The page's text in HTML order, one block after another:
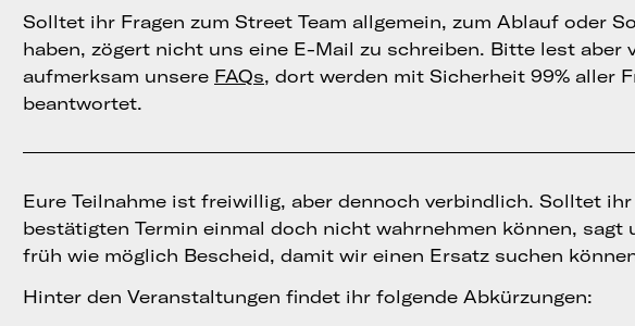
Solltet ihr Fragen zum Street Team allgemein, zum Ablauf oder
haben, zögert nicht uns eine E-Mail zu schreiben. Bitte lest aber
aufmerksam unsere FAQs, dort werden mit Sicherheit 99% aller
beantwortet.
Eure Teilnahme ist freiwillig, aber dennoch verbindlich. Solltet ihr
bestätigten Termin einmal doch nicht wahrnehmen können, sagt
früh wie möglich Bescheid, damit wir einen Ersatz suchen
Hinter den Veranstaltungen findet ihr folgende Abkürzungen: